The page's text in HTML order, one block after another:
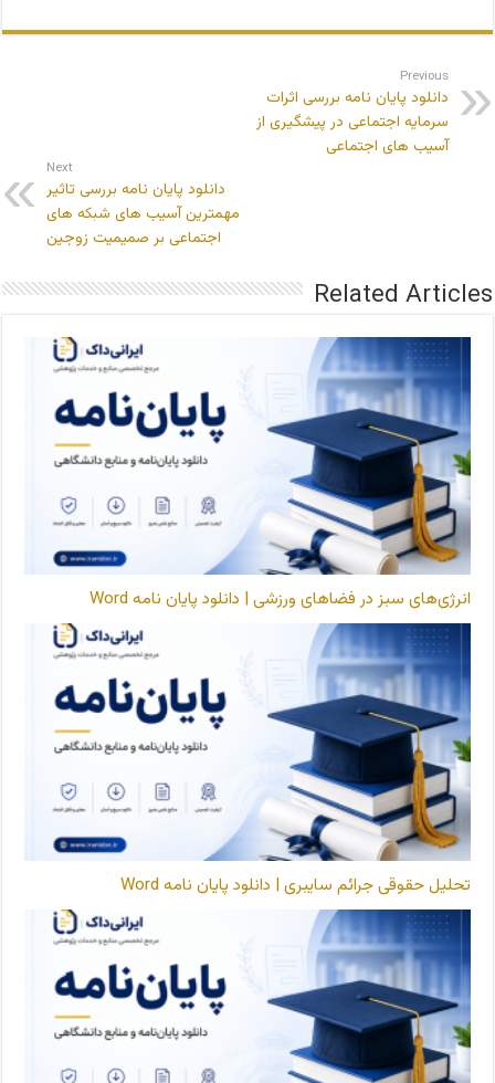
Previous
دانلود پایان نامه بررسی اثرات
سرمایه اجتماعی در پیشگیری از
آسیب های اجتماعی
Next
دانلود پایان نامه بررسی تاثیر
مهمترین آسیب های شبکه های
اجتماعی بر صمیمیت زوجین
Related Articles
انرژی‌های سبز در فضاهای ورزشی | دانلود پایان نامه Word
تحلیل حقوقی جرائم سایبری | دانلود پایان نامه Word